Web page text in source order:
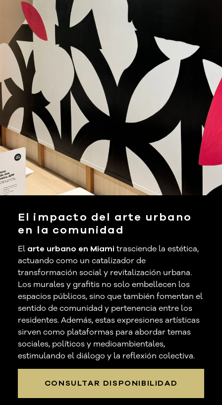
El impacto del arte urbano
en la comunidad
El arte urbano en Miami trasciende la estética,
actuando como un catalizador de
transformación social y revitalización urbana.
Los murales y grafitis no solo embellecen los
espacios públicos, sino que también fomentan el
sentido de comunidad y pertenencia entre los
residentes. Además, estas expresiones artísticas
sirven como plataformas para abordar temas
sociales, políticos y medioambientales,
estimulando el diálogo y la reflexión colectiva.
CONSULTAR DISPONIBILIDAD